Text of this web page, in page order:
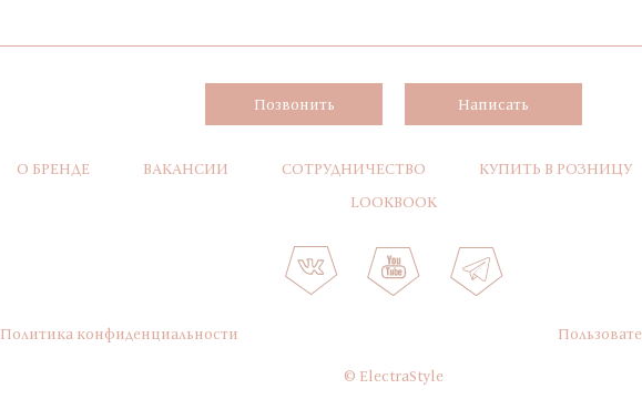
Позвонить Написать
О БРЕНДЕ ВАКАНСИИ СОТРУДНИЧЕСТВО КУПИТЬ В РОЗНИЦУ
LOOKBOOK
Политика конфиденциальности
© ElectraStyle